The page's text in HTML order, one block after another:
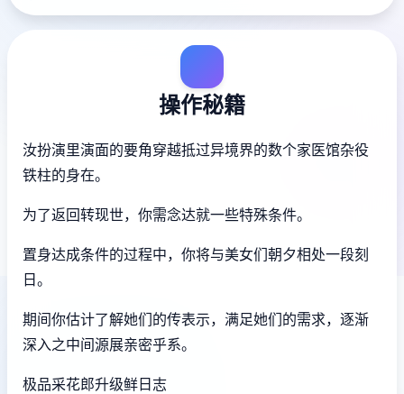
操作秘籍
汝扮演里演面的要角穿越抵过异境界的数个家医馆杂役
铁柱的身在。
为了返回转现世，你需念达就一些特殊条件。
置身达成条件的过程中， 你将与美女们朝夕相处一段刻
日。
期间你估计了解她们的传表示，满足她们的需求，逐渐
深入之中间源展亲密乎系。
极品采花郎升级鲜日志